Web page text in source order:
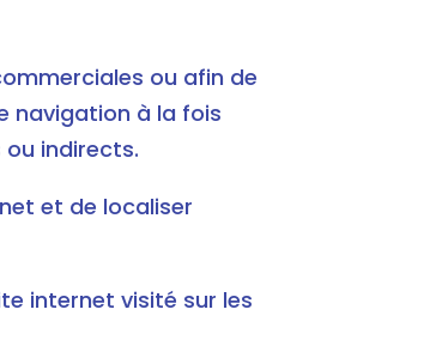
ou afin de
navigation à la fois
indirects.
et de localiser
internet visité sur les